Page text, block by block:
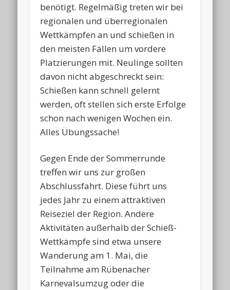
benötigt. Regelmäßig treten wir bei
regionalen und überregionalen
Wettkämpfen an und schießen in
den meisten Fällen um vordere
Platzierungen mit. Neulinge sollten
davon nicht abgeschreckt sein:
Schießen kann schnell gelernt
werden, oft stellen sich erste Erfolge
schon nach wenigen Wochen ein.
Alles Übungssache!
Gegen Ende der Sommerrunde
treffen wir uns zur großen
Abschlussfahrt. Diese führt uns
jedes Jahr zu einem attraktiven
Reiseziel der Region. Andere
Aktivitäten außerhalb der Schieß-
Wettkämpfe sind etwa unsere
Wanderung am 1. Mai, die
Teilnahme am Rübenacher
Karnevalsumzug oder die